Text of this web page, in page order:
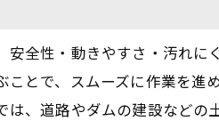
全性・動きやすさ・汚れに
とで、スムーズに作業を進
、道路やダムの建設などの